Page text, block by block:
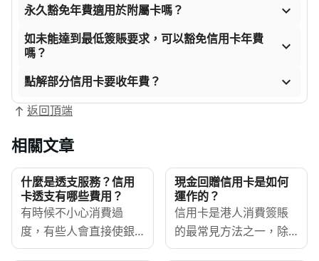
永久豁免年費適用於附屬卡嗎？ 
如未能達到最低簽賬要求，可以豁免信用卡年費
嗎？

點解部分信用卡要收年費？ 
返回頂端
相關文章
什麼是透支服務？信用
卡透支有哪些費用？
有時候不小心消費過
度，有些人會直接使銀
行的透支服務，亦即直
現金回贈信用卡是如何
運作的？
信用卡是港人消費簽賬
的最常見方法之一，除
了可以省去要隨身攜帶